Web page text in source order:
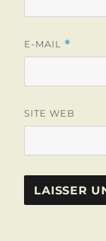
E-MAIL *
SITE WEB